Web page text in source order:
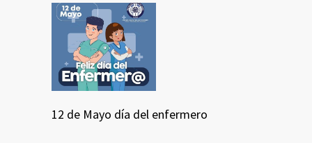
12 de Mayo día del enfermero